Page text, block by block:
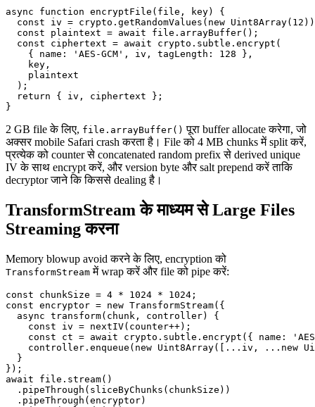
async function encryptFile(file, key) {
const iv = crypto.getRandomValues(new
  const plaintext = await file.arrayBuffer();
  const ciphertext = await crypto.subtle.encrypt(
    { name: 'AES-GCM', iv, tagLength: 128 },
    key,
    plaintext
  );
  return { iv, ciphertext };
2 GB file के लिए, file.arrayBuffer() पूरा buffer allocate करेगा, जो
अक्सर mobile Safari crash करता है। File को 4 MB chunks में split करें,
प्रत्येक को counter से concatenated random prefix से derived unique
IV के साथ encrypt करें, और version byte और salt prepend करें ताकि
decryptor जाने कि किससे dealing है।
TransformStream के माध्यम से Large Files
Streaming करना
Memory blowup avoid करने के लिए, encryption को
TransformStream में wrap करें और file को pipe करें:
const chunkSize = 4 * 1024 * 1024;
const encryptor = new TransformStream({
  async transform(chunk, controller) {
    const iv = nextIV(counter++);
const ct = await crypto.subtle.encrypt({ name:
controller.enqueue(new Uint8Array([...iv, ...new
  }
});
await file.stream()
  .pipeThrough(sliceByChunks(chunkSize))
  .pipeThrough(encryptor)